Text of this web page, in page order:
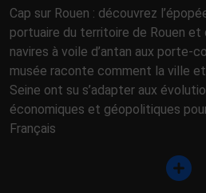
Cap sur Rouen : découvrez
portuaire du territoire de Rouen et
navires à voile d’antan aux porte-
musée raconte comment la ville et
Seine ont su s’adapter aux
économiques et géopolitiques
Français